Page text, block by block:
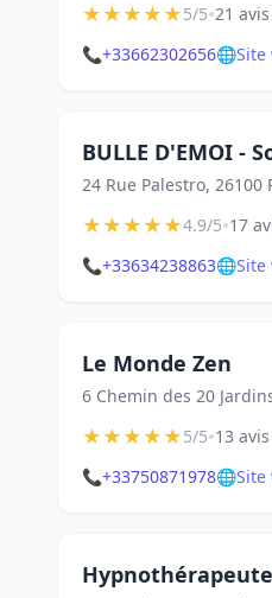
★★★★★5/5•21 avis
📞+33662302656🌐Site
BULLE D'EMOI -
24 Rue Palestro,
★★★★★4.9/5•17
📞+33634238863🌐Site
Le Monde Zen
6 Chemin des 20
★★★★★5/5•13 avis
📞+33750871978🌐Site
Hypnothérapeute